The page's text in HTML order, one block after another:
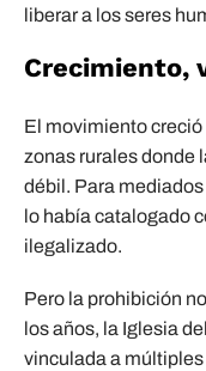
liberar a los seres
Crecimiento,
El movimiento
zonas rurales donde
débil. Para
lo había catalogado
ilegalizado.
Pero la prohibición
los años, la Iglesia
vinculada a